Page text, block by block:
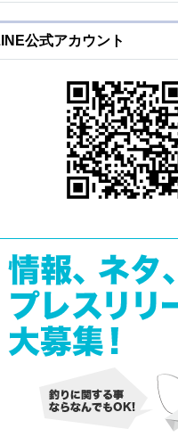
公式アカウント